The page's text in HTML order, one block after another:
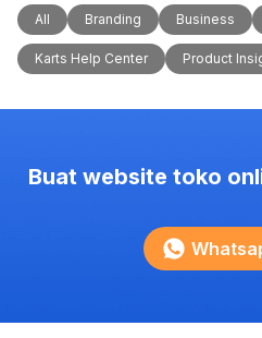
All Branding Business
Karts Help Center Product
Buat website toko